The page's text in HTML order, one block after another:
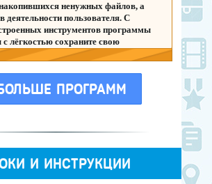
ненужных файлов, а
деятельности пользователя. С
инструментов программы
лёгкостью сохраните свою
ПРОГРАММ
И ИНСТРУКЦИИ